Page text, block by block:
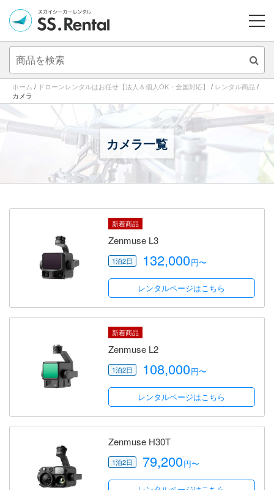
ホーム / ドローンレンタルはお任せ【法人＆個人OK・全国対応】 / レンタル商品 /
カメラ
カメラ一覧
新着商品
Zenmuse L3
132,000円〜
レンタルページはこちら
新着商品
Zenmuse L2
108,000円〜
レンタルページはこちら
Zenmuse H30T
79,200円〜